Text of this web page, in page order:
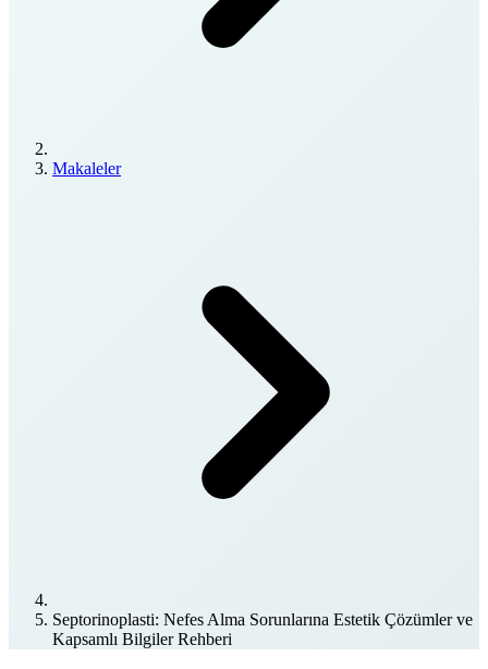
Makaleler
Septorinoplasti: Nefes Alma Sorunlarına Estetik Çözümler ve
Kapsamlı Bilgiler Rehberi